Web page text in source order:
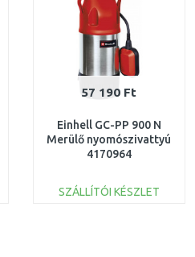
57 190 Ft
Einhell GC-PP 900 N
Merülő nyomószivattyú
4170964
SZÁLLÍTÓI KÉSZLET